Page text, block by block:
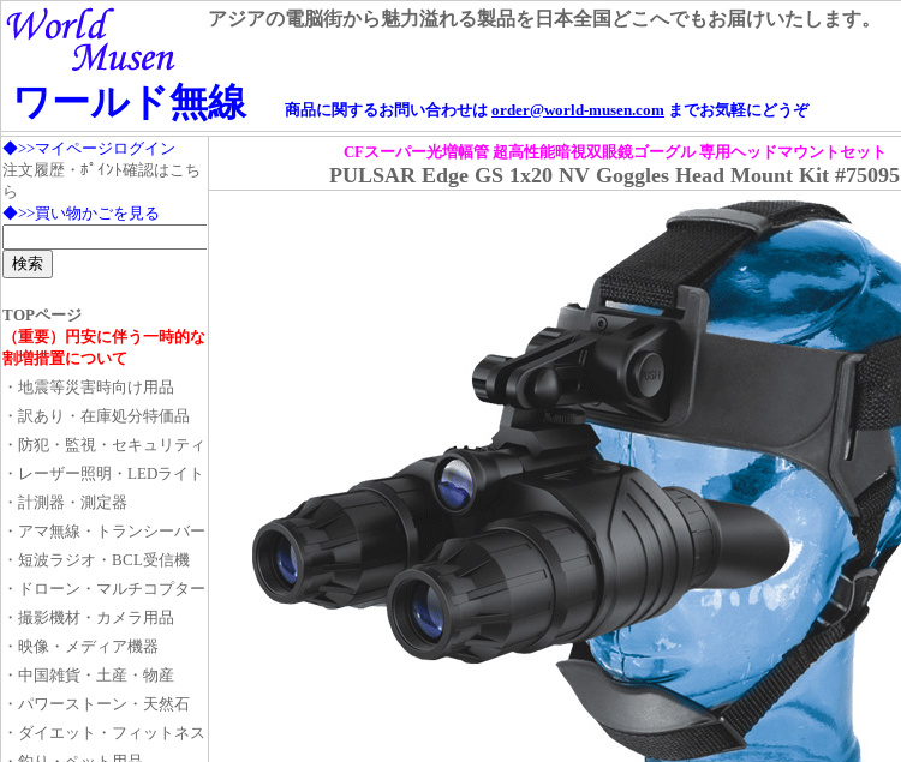
アジアの電脳街から魅力溢れる製品を日本全国どこへでもお届けいたします。
ワールド無線 商品に関するお問い合わせは order@world-musen.com までお気軽にどうぞ
CFスーパー光増幅管 超高性能暗視双眼鏡ゴーグル 専用ヘッドマウントセット
PULSAR Edge GS 1x20 NV Goggles Head Mount Kit #75095